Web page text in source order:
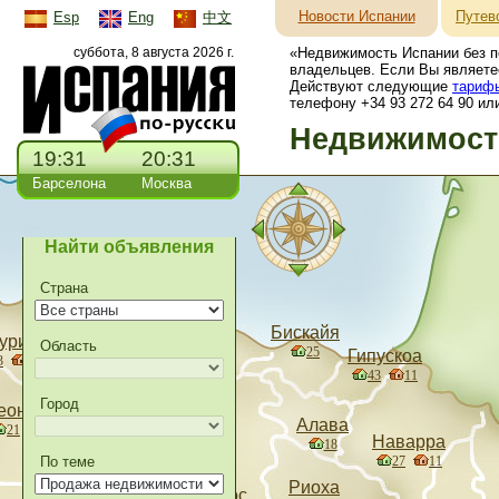
Esp Eng 中文 Новости Испании
суббота, 8 августа 2026 г.
19:31
Барселона
20:31
Москва
«Недвижимость Испании без
владельцев. Если Вы
Действуют следующие
телефону +34 93 272 64 90
Алава
18
Бискайя
25
Бургос
Гипускоа
43 11
Кантабрия
34 10
21
Наварра
27 11
Паленсия
Риоха
Найти объявления
Страна
Область
Город
По теме